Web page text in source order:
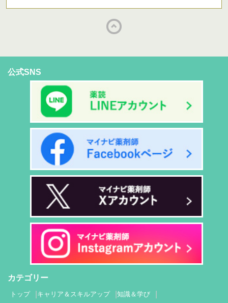
公式SNS
カテゴリー
トップ キャリア＆スキルアップ 知識＆学び